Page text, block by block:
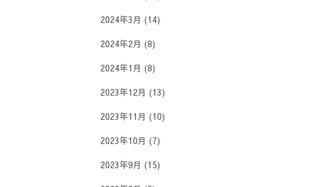
2024年3月 (14)
2024年2月 (8)
2024年1月 (8)
2023年12月 (13)
2023年11月 (10)
2023年10月 (7)
2023年9月 (15)